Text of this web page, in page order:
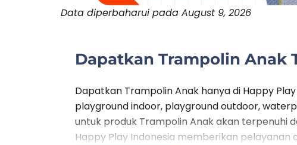
Data diperbaharui pada August 9, 2026
Dapatkan Trampolin Anak
Dapatkan Trampolin Anak hanya di Happy
playground indoor, playground outdoor,
untuk produk Trampolin Anak akan terpenuhi
Happy Play Indonesia memberikan pelayanan